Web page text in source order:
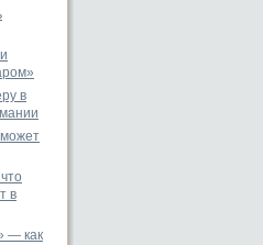
в
в
— как